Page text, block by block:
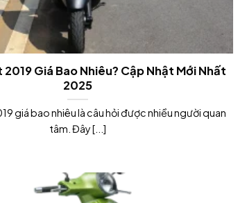
Giá Bao Nhiêu? Cập Nhật Mới Nhất
2025
giá bao nhiêu là câu hỏi được nhiều người quan
tâm. Đây [...]